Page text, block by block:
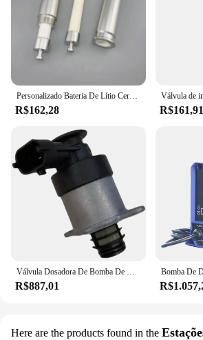
Personalizado Bateria De Lítio Cerâmica Bomba Dosadora Bomba De Cerâmica Industrial, êmbolo, Bocal, Válvula De Direção, Peças De Alta Precisão
R$162,28 R$161,91
Válvula Dosadora De Bomba De Óleo Diesel, Peças De Escavadeira, QSF3 8 SCV
R$887,01
Here are the products found in the